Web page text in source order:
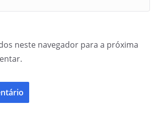
neste navegador para a próxima